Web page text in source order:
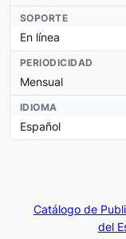
SOPORTE
En línea
PERIODICIDAD
Mensual
IDIOMA
Español
Catálogo de
del